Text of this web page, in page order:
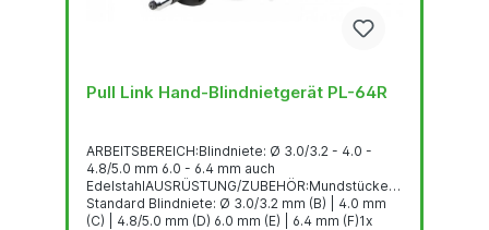
Pull Link Hand-Blindnietgerät PL-64R
ARBEITSBEREICH:Blindniete: Ø 3.0/3.2 - 4.0 -
4.8/5.0 mm 6.0 - 6.4 mm auch
EdelstahlAUSRÜSTUNG/ZUBEHÖR:Mundstücke
Standard Blindniete: Ø 3.0/3.2 mm (B) | 4.0 mm
(C) | 4.8/5.0 mm (D) 6.0 mm (E) | 6.4 mm (F)1x